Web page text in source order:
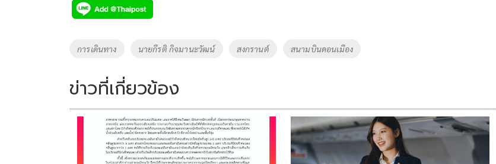
e
b
o
k
tt
er
p
y
Li
k
Tags
การเดินทาง นายกีรติ กิจมานะวัฒน์ สงกรานต์ สนามบินดอนเมือง
ข่าวที่เกี่ยวข้อง